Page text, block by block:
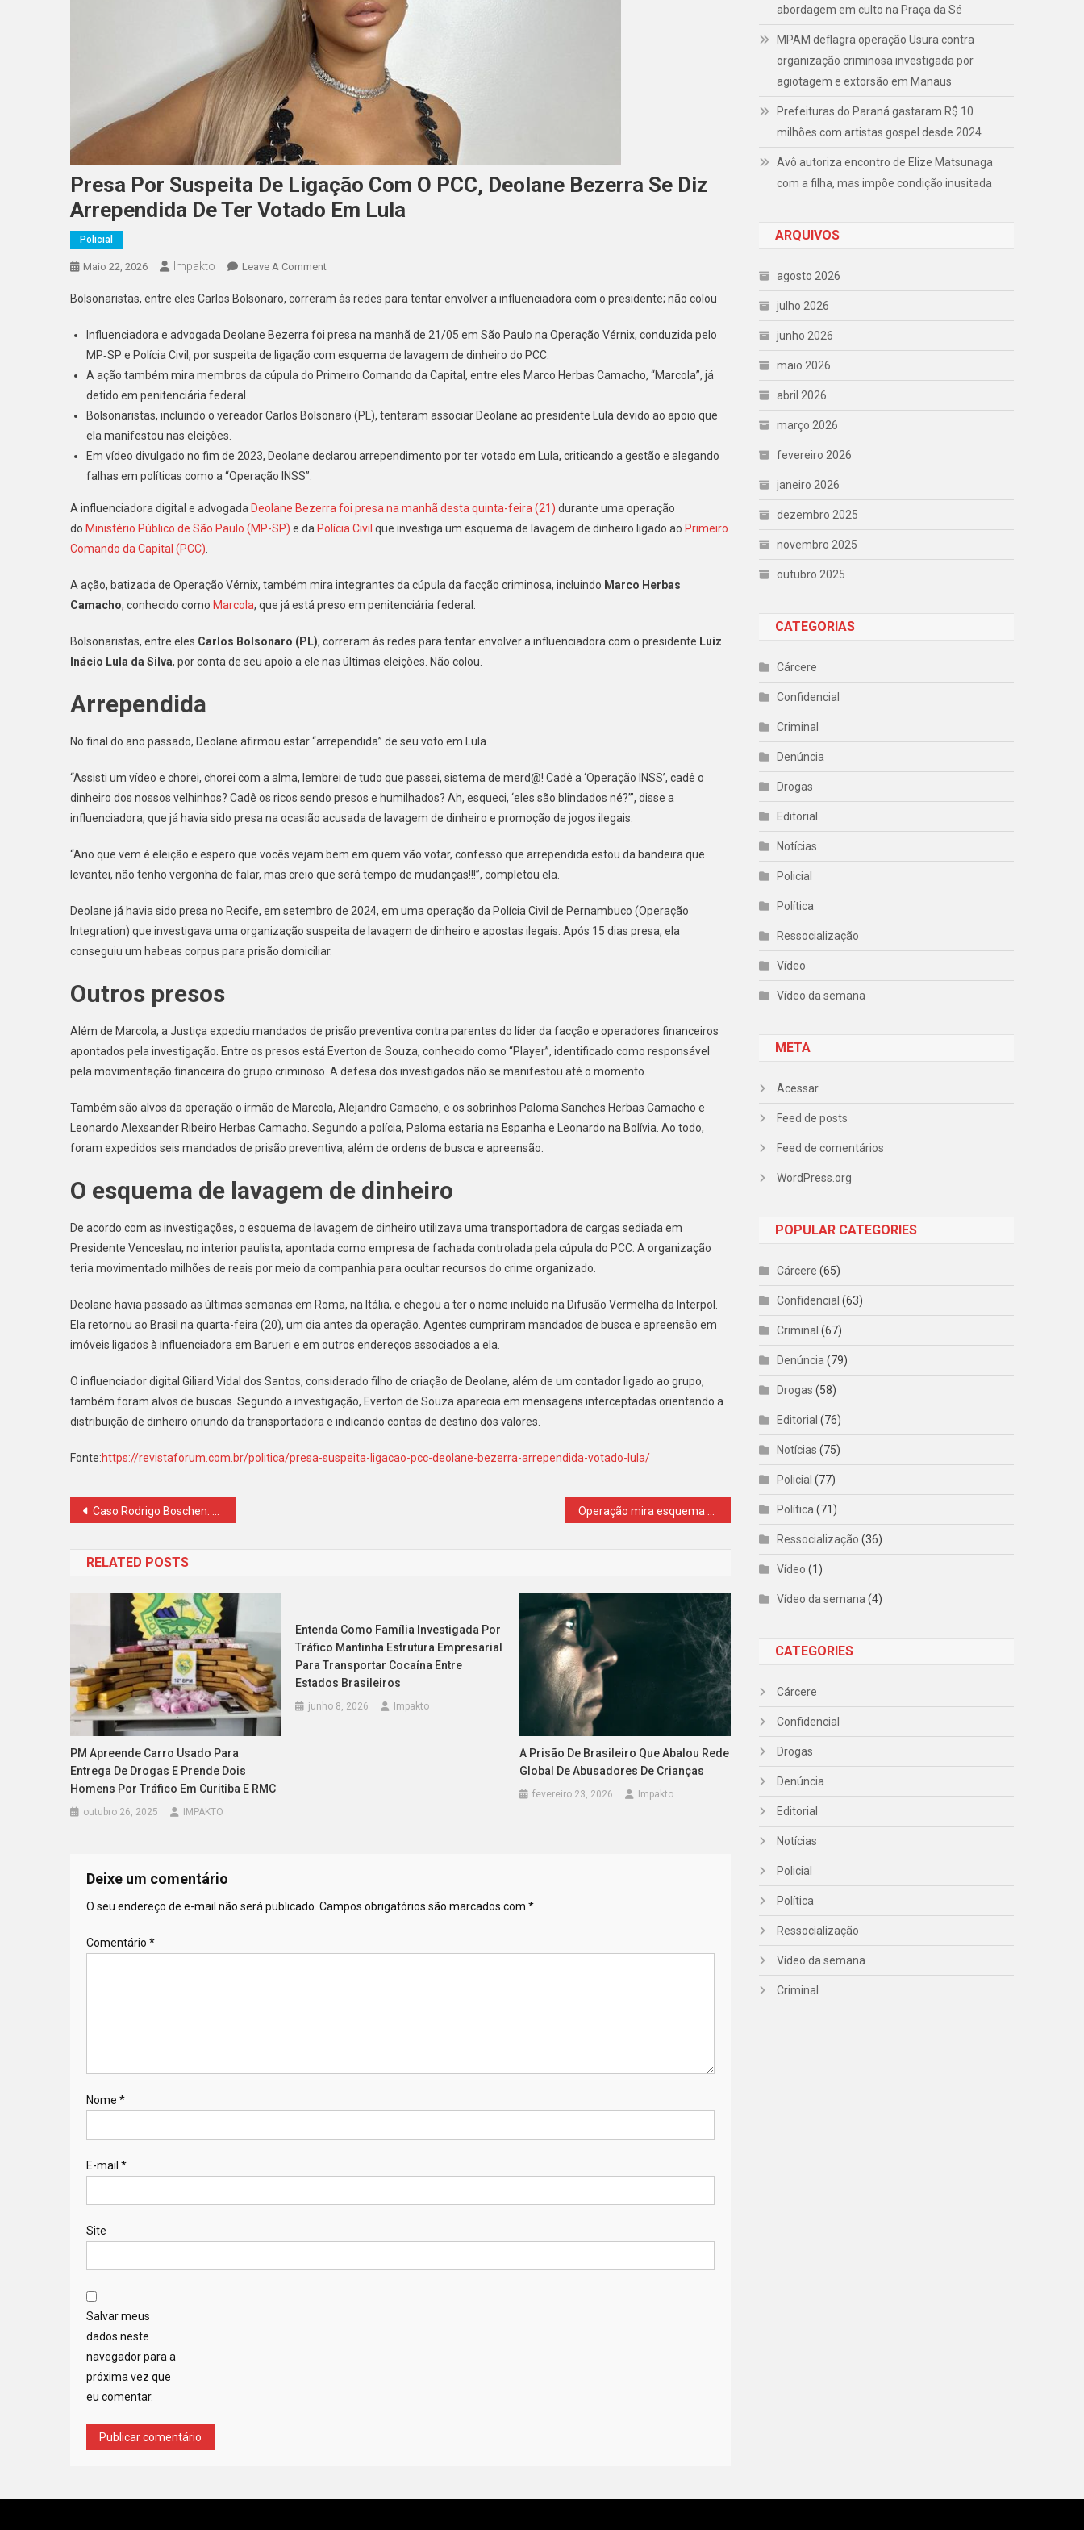
Presa Por Suspeita De Ligação Com O PCC, Deolane Bezerra Se Diz
Arrependida De Ter Votado Em Lula
Policial
Maio 22, 2026 Impakto Leave A CommentOn
Por
De
Ligação
Com
PCC,
Bezerra
Arrependida
De
Em
Lula
Bolsonaristas, entre eles Carlos Bolsonaro, correram às redes para tentar envolver a influenciadora com o presidente; não colou
Influenciadora e advogada Deolane Bezerra foi presa na manhã de 21/05 em São Paulo na Operação Vérnix, conduzida pelo
MP‑SP e Polícia Civil, por suspeita de ligação com esquema de lavagem de dinheiro do PCC.
A ação também mira membros da cúpula do Primeiro Comando da Capital, entre eles Marco Herbas Camacho, “Marcola”, já
detido em penitenciária federal.
Bolsonaristas, incluindo o vereador Carlos Bolsonaro (PL), tentaram associar Deolane ao presidente Lula devido ao apoio que
ela manifestou nas eleições.
Em vídeo divulgado no fim de 2023, Deolane declarou arrependimento por ter votado em Lula, criticando a gestão e alegando
falhas em políticas como a “Operação INSS”.
A influenciadora digital e advogada Deolane Bezerra foi presa na manhã desta quinta-feira (21) durante uma operação
do Ministério Público de São Paulo (MP-SP) e da Polícia Civil que investiga um esquema de lavagem de dinheiro ligado ao Primeiro
Comando da Capital (PCC)
A ação, batizada de Operação Vérnix, também mira integrantes da cúpula da facção criminosa, incluindo Marco Herbas
Camacho, conhecido como Marcola, que já está preso em penitenciária federal.
Bolsonaristas, entre eles Carlos Bolsonaro (PL), correram às redes para tentar envolver a influenciadora com o presidente Luiz
Inácio Lula da Silva, por conta de seu apoio a ele nas últimas eleições. Não colou.
Arrependida
No final do ano passado, Deolane afirmou estar “arrependida” de seu voto em Lula.
“Assisti um vídeo e chorei, chorei com a alma, lembrei de tudo que passei, sistema de merd@! Cadê a ‘Operação INSS’, cadê o
dinheiro dos nossos velhinhos? Cadê os ricos sendo presos e humilhados? Ah, esqueci, ‘eles são blindados né?’”, disse a
influenciadora, que já havia sido presa na ocasião acusada de lavagem de dinheiro e promoção de jogos ilegais.
“Ano que vem é eleição e espero que vocês vejam bem em quem vão votar, confesso que arrependida estou da bandeira que
levantei, não tenho vergonha de falar, mas creio que será tempo de mudanças!!!”, completou ela.
Deolane já havia sido presa no Recife, em setembro de 2024, em uma operação da Polícia Civil de Pernambuco (Operação
Integration) que investigava uma organização suspeita de lavagem de dinheiro e apostas ilegais. Após 15 dias presa, ela
conseguiu um habeas corpus para prisão domiciliar.
Outros presos
Além de Marcola, a Justiça expediu mandados de prisão preventiva contra parentes do líder da facção e operadores financeiros
apontados pela investigação. Entre os presos está Everton de Souza, conhecido como “Player”, identificado como responsável
pela movimentação financeira do grupo criminoso. A defesa dos investigados não se manifestou até o momento.
Também são alvos da operação o irmão de Marcola, Alejandro Camacho, e os sobrinhos Paloma Sanches Herbas Camacho e
Leonardo Alexsander Ribeiro Herbas Camacho. Segundo a polícia, Paloma estaria na Espanha e Leonardo na Bolívia. Ao todo,
foram expedidos seis mandados de prisão preventiva, além de ordens de busca e apreensão.
O esquema de lavagem de dinheiro
De acordo com as investigações, o esquema de lavagem de dinheiro utilizava uma transportadora de cargas sediada em
Presidente Venceslau, no interior paulista, apontada como empresa de fachada controlada pela cúpula do PCC. A organização
teria movimentado milhões de reais por meio da companhia para ocultar recursos do crime organizado.
Deolane havia passado as últimas semanas em Roma, na Itália, e chegou a ter o nome incluído na Difusão Vermelha da Interpol.
Ela retornou ao Brasil na quarta-feira (20), um dia antes da operação. Agentes cumpriram mandados de busca e apreensão em
imóveis ligados à influenciadora em Barueri e em outros endereços associados a ela.
O influenciador digital Giliard Vidal dos Santos, considerado filho de criação de Deolane, além de um contador ligado ao grupo,
também foram alvos de buscas. Segundo a investigação, Everton de Souza aparecia em mensagens interceptadas orientando a
distribuição de dinheiro oriundo da transportadora e indicando contas de destino dos valores.
Fonte:https://revistaforum.com.br/politica/presa-suspeita-ligacao-pcc-deolane-bezerra-arrependida-votado-lula/
Navegação
Post
Caso Rodrigo Boschen: Muffato ignorou alertas para contratar vigilante, diz gestor de empresa terceirizada
RELATED POSTS
PM Apreende Carro Usado Para
Entrega De Drogas E Prende Dois
Homens Por Tráfico Em Curitiba E RMC
outubro 26, 2025 IMPAKTO
Entenda Como Família Investigada Por
Tráfico Mantinha Estrutura Empresarial
Para Transportar Cocaína Entre
Estados Brasileiros
junho 8, 2026 Impakto
A Prisão De Brasileiro Que Abalou Rede
Global De Abusadores De Crianças
fevereiro 23, 2026 Impakto
Deixe um comentário
O seu endereço de e-mail não será publicado. Campos obrigatórios são marcados com *
Comentário *
Nome *
E-mail *
Site
Salvar meus
dados neste
navegador para a
próxima vez que
eu comentar.
abordagem em culto na Praça da Sé
MPAM deflagra operação Usura contra
organização criminosa investigada por
agiotagem e extorsão em Manaus
Prefeituras do Paraná gastaram R$ 10
milhões com artistas gospel desde 2024
Avô autoriza encontro de Elize Matsunaga
com a filha, mas impõe condição inusitada
ARQUIVOS
agosto 2026
julho 2026
junho 2026
maio 2026
abril 2026
março 2026
fevereiro 2026
janeiro 2026
dezembro 2025
novembro 2025
outubro 2025
CATEGORIAS
Cárcere
Confidencial
Criminal
Denúncia
Drogas
Editorial
Notícias
Policial
Política
Ressocialização
Vídeo
Vídeo da semana
META
Acessar
Feed de posts
Feed de comentários
WordPress.org
POPULAR CATEGORIES
Cárcere (65)
Confidencial (63)
Criminal (67)
Denúncia (79)
Drogas (58)
Editorial (76)
Notícias (75)
Policial (77)
Política (71)
Ressocialização (36)
Vídeo (1)
Vídeo da semana (4)
CATEGORIES
Cárcere
Confidencial
Drogas
Denúncia
Editorial
Notícias
Policial
Política
Ressocialização
Vídeo da semana
Criminal